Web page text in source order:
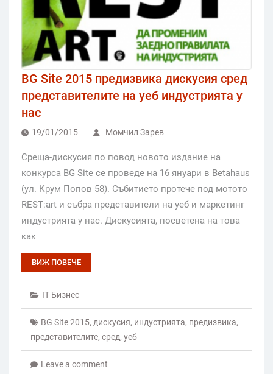
BG Site 2015 предизвика дискусия сред
представителите на уеб индустрията у
нас
19/01/2015 Момчил Зарев
Среща-дискусия по повод новото издание на
конкурса BG Site се проведе на 16 януари в Betahaus
(ул. Крум Попов 58). Събитието протече под мотото
REST:art и събра представители на уеб и маркетинг
индустрията у нас. Дискусията, посветена на това
как
ВИЖ ПОВЕЧЕ
IT Бизнес
BG Site 2015, дискусия, индустрията, предизвика,
представителите, сред, уеб
Leave a comment